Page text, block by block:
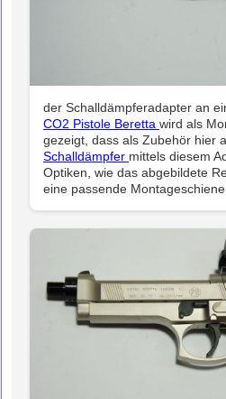
der Schalldämpferadapter an
CO2 Pistole Beretta wird als
gezeigt, dass als Zubehör hier
Schalldämpfer mittels diesem
Optiken, wie das abgebildete
eine passende Montageschiene